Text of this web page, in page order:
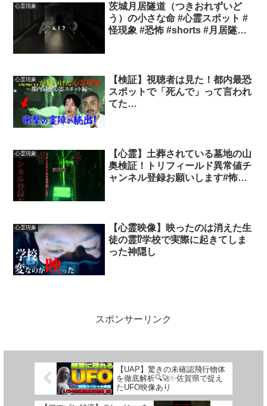
心霊現象
茨城月居隧道（つきおれずいど
う）の小さな命 #心霊スポット #
怪現象 #恐怖 #shorts #月居隧道
心霊現象
【検証】視聴者は見た！都内最恐
スポットで「死んで」って言われ
てた…
心霊現象
【心霊】土葬されている墓地の山
奥検証！トリフィールド異常値チ
ャンネル登録お願いします#怖い
心霊現象
【心霊映像】映ったのは消えた生
徒の霊⁉︎学校で実際に起きてしま
った神隠し
スポンサーリンク
【UAP】驚きの未確認飛行物体
を徹底解析🔍🚀✨佐賀県で捉え
たUFO映像あり